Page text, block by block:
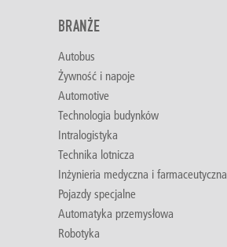
BRANŻE
Autobus
Żywność i napoje
Automotive
Technologia budynków
Intralogistyka
Technika lotnicza
Inżynieria medyczna i farmaceutyczna
Pojazdy specjalne
Automatyka przemysłowa
Robotyka